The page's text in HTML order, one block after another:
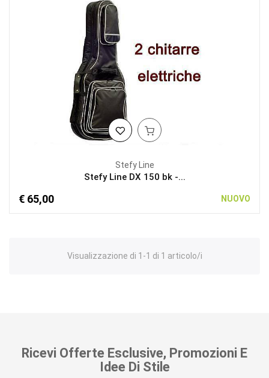
Stefy Line
Stefy Line DX 150 bk -...
€ 65,00 NUOVO
Visualizzazione di 1-1 di 1 articolo/i
Ricevi Offerte Esclusive, Promozioni E
Idee Di Stile